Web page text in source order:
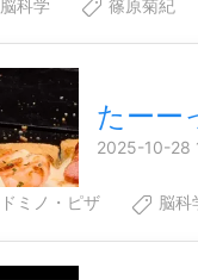
脳科学 篠原菊紀
たーー
2025-10-28
ドミノ・ピザ 脳科